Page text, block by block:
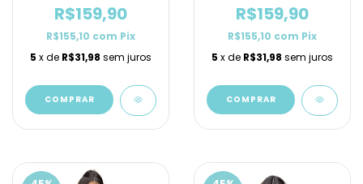
R$159,90
R$155,10 com Pix
5 x de R$31,98 sem juros
COMPRAR
R$159,90
R$155,10 com Pix
5 x de R$31,98 sem juros
COMPRAR